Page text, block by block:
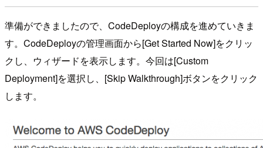
準備ができましたので、CodeDeployの構成を進めていきま
す。CodeDeployの管理画面から[Get Started Now]をクリッ
クし、ウィザードを表示します。今回は[Custom
Deployment]を選択し、[Skip Walkthrough]ボタンをクリック
します。